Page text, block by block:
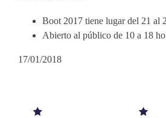
Boot 2017 tiene lugar del 21 al
Abierto al público de 10 a 18
17/01/2018